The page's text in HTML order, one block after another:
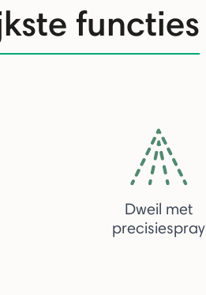
functies
Dweil met
precisiespray